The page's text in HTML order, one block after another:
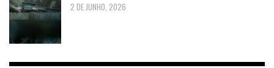
2 DE JUNHO, 2026